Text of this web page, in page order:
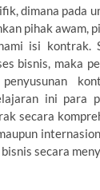
dimana pada
pihak awam,
isi kontrak.
bisnis, maka
ini para
secara
secara